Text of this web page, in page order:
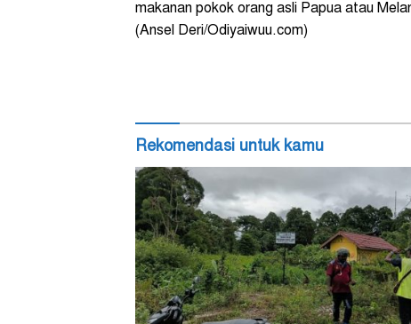
makanan pokok orang asli Papua atau
(Ansel Deri/Odiyaiwuu.com)
Rekomendasi untuk kamu